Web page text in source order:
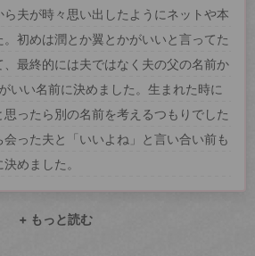
夫が時々思い出したようにネットや本
初めは潤とか翼とかがいいと言ってた
最終的には夫ではなく夫の父の名前か
いい名前に決めました。生まれた時に
ったら別の名前を考えるつもりでした
った夫と「いいよね」と言い合い前も
めました。
+ もっと読む